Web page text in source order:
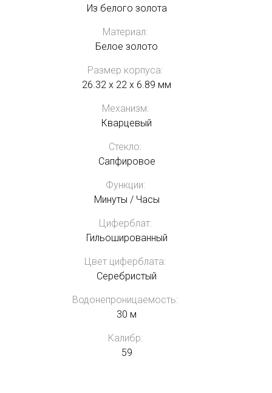
Из белого золота
Материал:
Белое золото
Размер корпуса:
26.32 x 22 x 6.89 мм
Механизм:
Кварцевый
Стекло:
Сапфировое
Функции:
Минуты / Часы
Циферблат:
Гильошированный
Цвет циферблата:
Серебристый
Водонепроницаемость:
30 м
Калибр:
59